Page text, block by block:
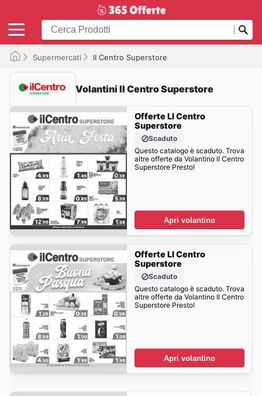
Supermercati lI Centro Superstore
Volantini lI Centro Superstore
Offerte LI Centro
Superstore
Scaduto
Questo catalogo è scaduto. Trova
altre offerte da Volantino Il Centro
Superstore Presto!
Apri volantino
Offerte LI Centro
Superstore
Scaduto
Questo catalogo è scaduto. Trova
altre offerte da Volantino Il Centro
Superstore Presto!
Apri volantino